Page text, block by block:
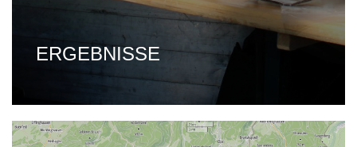
ERGEBNISSE